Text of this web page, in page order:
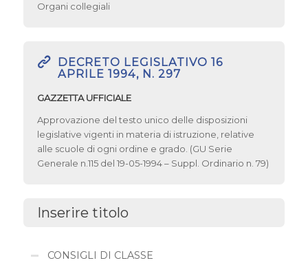
Organi collegiali
DECRETO LEGISLATIVO 16
APRILE 1994, N. 297
GAZZETTA UFFICIALE
Approvazione del testo unico delle disposizioni
legislative vigenti in materia di istruzione, relative
alle scuole di ogni ordine e grado. (GU Serie
Generale n.115 del 19-05-1994 – Suppl. Ordinario n. 79)
Inserire titolo
CONSIGLI DI CLASSE